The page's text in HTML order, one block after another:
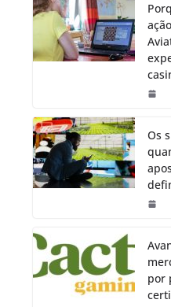
Os
por